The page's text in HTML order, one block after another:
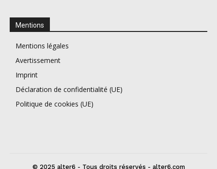
Mentions
Mentions légales
Avertissement
Imprint
Déclaration de confidentialité (UE)
Politique de cookies (UE)
© 2025 alter6 - Tous droits réservés - alter6.com